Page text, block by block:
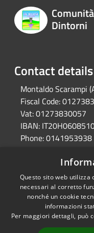
Dintorni
Contact details
Montaldo Scarampi
Fiscal Code:
Vat:01273830057
IBAN:
Phone:0141953938
RSS
Accessibility
Privacy
Cookie
Questo sito web
necessari al corretto
nonché un cookie
informazioni
Per maggiori dettagli, può